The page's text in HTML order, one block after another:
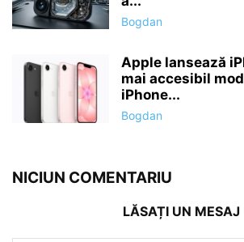
Bogdan
Apple lansează
mai accesibil
iPhone...
Bogdan
NICIUN COMENTARIU
LĂSAȚI UN MESAJ